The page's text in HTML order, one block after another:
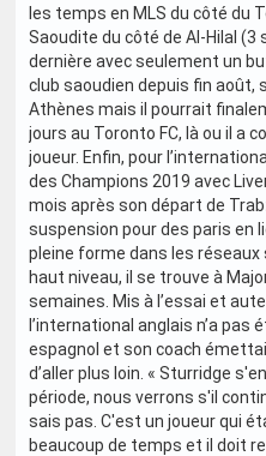
les temps en MLS du côté du
Saoudite du côté de Al-Hilal
dernière avec seulement un
club saoudien depuis fin août,
Athènes mais il pourrait
jours au Toronto FC, là ou il a
joueur. Enfin, pour
des Champions 2019 avec
mois après son départ de
suspension pour des paris en
pleine forme dans les réseaux
haut niveau, il se trouve à
semaines. Mis à l’essai et
l’international anglais n’a
espagnol et son coach
d’aller plus loin. « Sturridge
période, nous verrons s'il
sais pas. C'est un joueur qui
beaucoup de temps et il doit